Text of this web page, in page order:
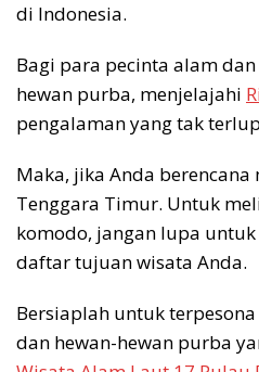
di Indonesia.
Bagi para pecinta alam
hewan purba, menjelajahi
pengalaman yang tak
Maka, jika Anda
Tenggara Timur. Untuk
komodo, jangan lupa
daftar tujuan wisata Anda.
Bersiaplah untuk
dan hewan-hewan purba